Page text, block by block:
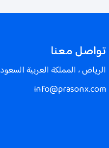
تواصل معنا
الرياض ، المملكة العربية
info@prasonx.com